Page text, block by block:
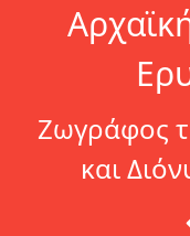
Ζωγράφος
και